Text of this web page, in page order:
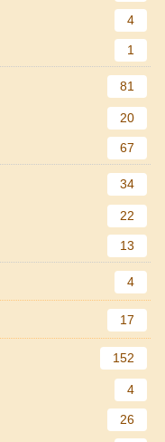
4
1
81
20
67
34
22
13
4
17
152
4
26